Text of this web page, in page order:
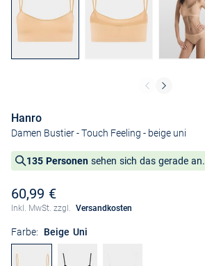
Hanro
Damen Bustier - Touch Feeling - beige uni
135 Personen sehen sich das gerade an.
60,99 €
Inkl. MwSt. zzgl. Versandkosten
Farbe: Beige Uni